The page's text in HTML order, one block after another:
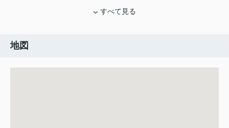
すべて見る
地図